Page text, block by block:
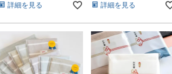
詳細を見る 詳細を見る